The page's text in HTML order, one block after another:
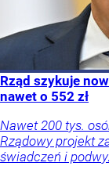
Rząd szykuje
nawet o 552 zł
Nawet 200 tys.
Rządowy projekt
świadczeń i